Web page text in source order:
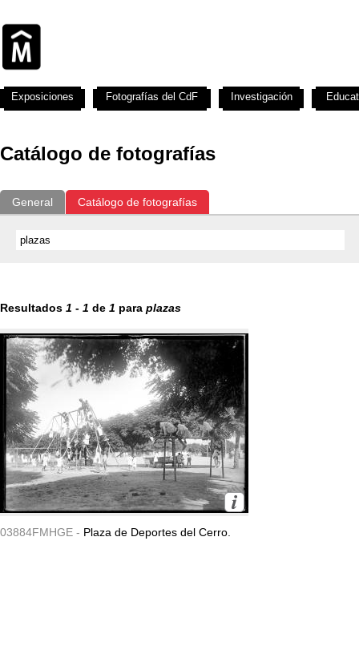
Catálogo de fotografías
General Catálogo de fotografías
Resultados 1 - 1 de 1 para plazas
03884FMHGE - Plaza de Deportes del Cerro.
Exposiciones Fotografías del CdF Investigación